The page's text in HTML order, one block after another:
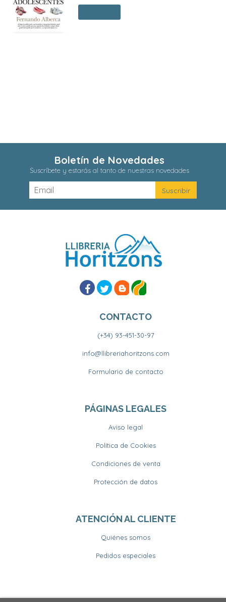
Boletín de Novedades
Suscríbete y estarás al tanto de nuestras novedades
CONTACTO
(+34) 93-451-30-97
info@llibreriahoritzons.com
Formulario de contacto
PÁGINAS LEGALES
Aviso legal
Política de Cookies
Condiciones de venta
Protección de datos
ATENCIÓN AL CLIENTE
Quiénes somos
Pedidos especiales